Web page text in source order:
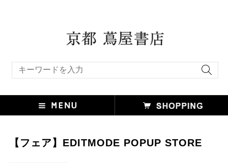
【フェア】EDITMODE POPUP STORE